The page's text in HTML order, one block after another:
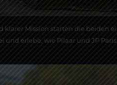
klarer Mission starten die beiden
und erlebe, wie Pilaar und JP